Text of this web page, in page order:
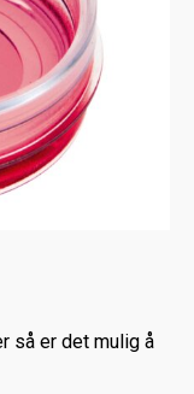
så er det mulig å